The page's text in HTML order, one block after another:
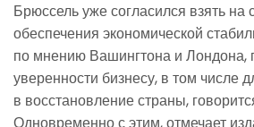
Брюссель уже согласился взять на
обеспечения экономической
по мнению Вашингтона и Лондона,
уверенности бизнесу, в том числе
в восстановление страны,